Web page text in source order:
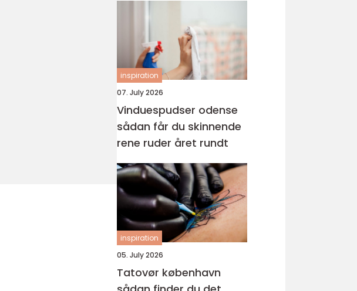
inspiration
07. July 2026
Vinduespudser odense
sådan får du skinnende
rene ruder året rundt
inspiration
05. July 2026
Tatovør københavn